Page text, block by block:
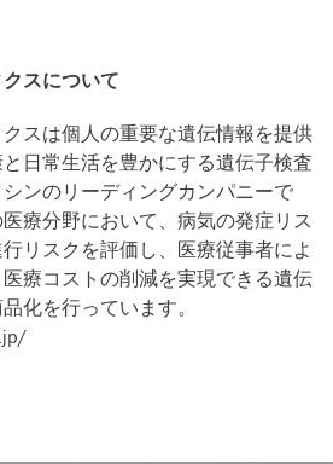
スについて
スは個人の重要な遺伝情報を提供
日常生活を豊かにする遺伝子検査
ンのリーディングカンパニーで
療分野において、病気の発症リス
リスクを評価し、医療従事者によ
療コストの削減を実現できる遺伝
化を行っています。